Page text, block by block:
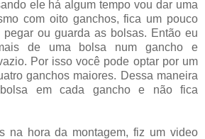
ele há algum tempo vou dar uma
com oito ganchos, fica um pouco
ou guarda as bolsas. Então eu
de uma bolsa num gancho e
Por isso você pode optar por um
ganchos maiores. Dessa maneira
em cada gancho e não fica
na hora da montagem, fiz um video